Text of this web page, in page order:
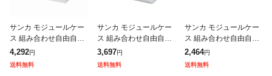
サンカ モジュールケー
ス 組み合わせ自由自在
引き出し収納ケース ワ
イドM ホワイト ライフ
スタイルに合わせて組
4,292円
送料無料
サンカ モジュールケー
ス 組み合わせ自由自在
引き出し収納ケース ワ
イドM クリア ライフス
タイルに合わせて組み
3,697円
送料無料
サンカ モジュールケー
ス 組み合わせ自由自在
引き出し収納ケース ワ
イドS ブラック ライフ
スタイルに合わせて組
2,464円
送料無料